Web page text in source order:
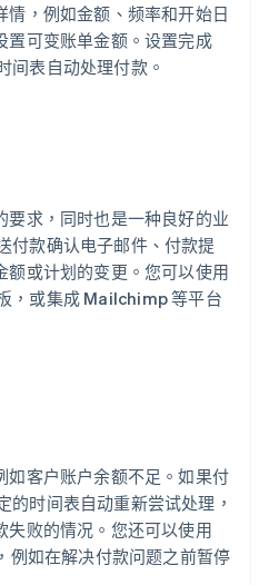
，例如金额、频率和开始日
置可变账单金额。设置完成
间表自动处理付款。
要求，同时也是一种良好的业
付款确认电子邮件、付款提
额或计划的变更。您可以使用
，或集成 Mailchimp 等平台
如客户账户余额不足。如果付
时间表自动重新尝试处理，
失败的情况。您还可以使用
如在解决付款问题之前暂停